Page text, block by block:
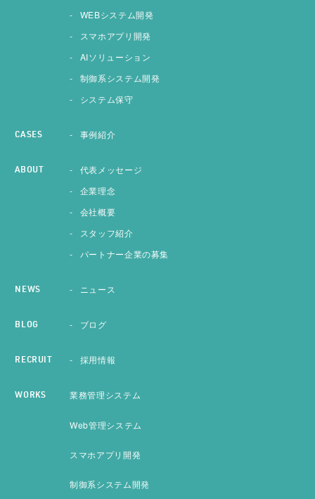
WEBシステム開発
スマホアプリ開発
AIソリューション
制御系システム開発
システム保守
CASES 事例紹介
ABOUT
代表メッセージ
企業理念
会社概要
スタッフ紹介
パートナー企業の募集
NEWS ニュース
BLOG ブログ
RECRUIT 採用情報
WORKS 業務管理システム
Web管理システム
スマホアプリ開発
制御系システム開発